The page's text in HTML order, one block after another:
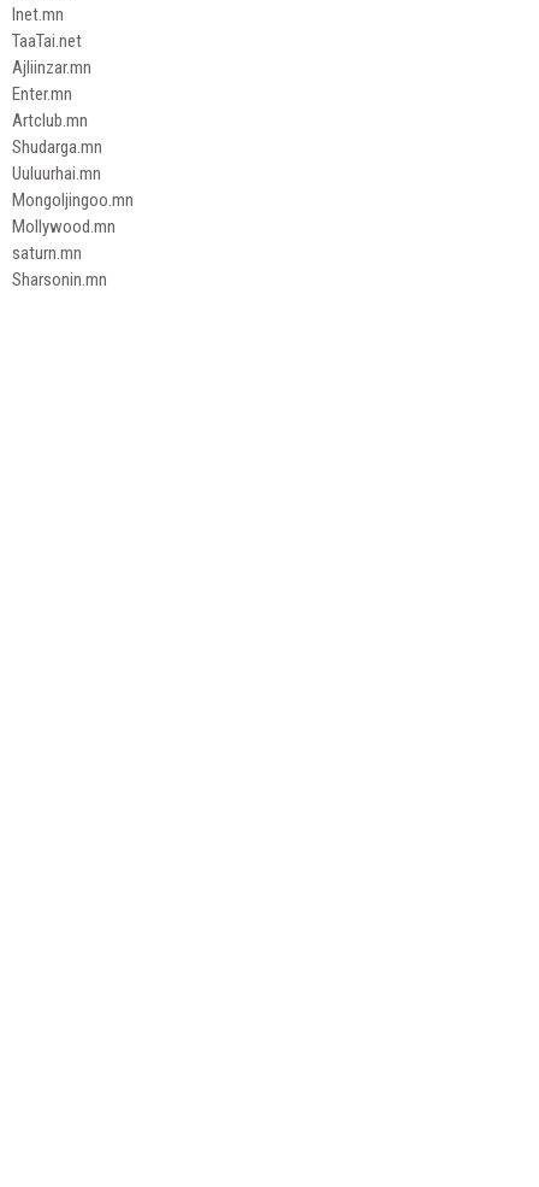
Inet.mn
TaaTai.net
Ajliinzar.mn
Enter.mn
Artclub.mn
Shudarga.mn
Uuluurhai.mn
Mongoljingoo.mn
Mollywood.mn
saturn.mn
Sharsonin.mn